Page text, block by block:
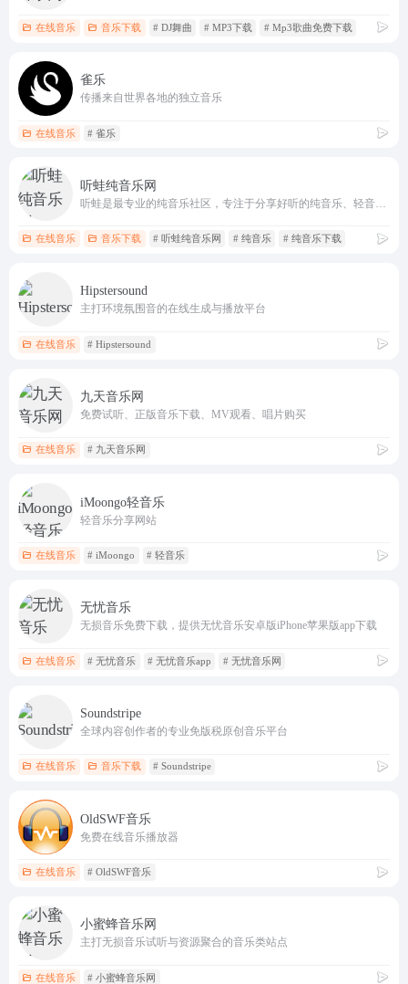
在线音乐 音乐下载 # DJ舞曲 # MP3下载 # Mp3歌曲免费下载
雀乐
传播来自世界各地的独立音乐
在线音乐 # 雀乐
听蛙纯音乐网
在线音乐 音乐下载 # 听蛙纯音乐网 # 纯音乐 # 纯音乐下载
Hipstersound
主打环境氛围音的在线生成与播放平台
在线音乐 # Hipstersound
九天音乐网
免费试听、正版音乐下载、MV观看、唱片购买
在线音乐 # 九天音乐网
iMoongo轻音乐
轻音乐分享网站
在线音乐 # iMoongo # 轻音乐
无忧音乐
无损音乐免费下载，提供无忧音乐安卓版iPhone苹果版app下载
在线音乐 # 无忧音乐 # 无忧音乐app # 无忧音乐网
Soundstripe
全球内容创作者的专业免版税原创音乐平台
在线音乐 音乐下载 # Soundstripe
OldSWF音乐
免费在线音乐播放器
在线音乐 # OldSWF音乐
小蜜蜂音乐网
主打无损音乐试听与资源聚合的音乐类站点
在线音乐 # 小蜜蜂音乐网